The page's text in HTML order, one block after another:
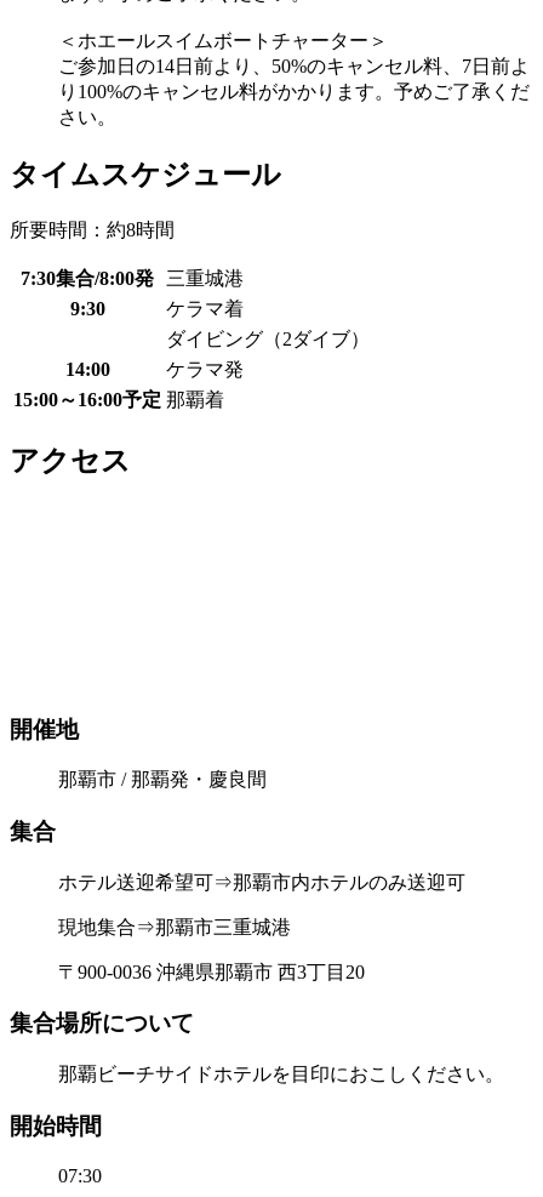
＜ホエールスイムボートチャーター＞
ご参加日の14日前より、50%のキャンセル料、7日前よ
り100%のキャンセル料がかかります。予めご了承くだ
さい。
タイムスケジュール
所要時間：約8時間
7:30集合/8:00発
三重城港
9:30
ケラマ着
ダイビング（2ダイブ）
14:00
ケラマ発
15:00～16:00予定 那覇着
アクセス
開催地
那覇市 / 那覇発・慶良間
集合
ホテル送迎希望可⇒那覇市内ホテルのみ送迎可
現地集合⇒那覇市三重城港
〒900-0036 沖縄県那覇市 西3丁目20
集合場所について
那覇ビーチサイドホテルを目印におこしください。
開始時間
07:30